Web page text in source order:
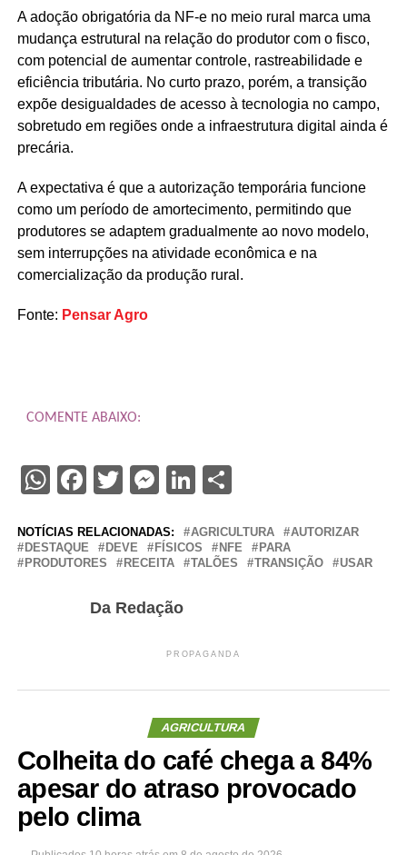
A adoção obrigatória da NF-e no meio rural marca uma
mudança estrutural na relação do produtor com o fisco,
com potencial de aumentar controle, rastreabilidade e
eficiência tributária. No curto prazo, porém, a transição
expõe desigualdades de acesso à tecnologia no campo,
sobretudo em regiões onde a infraestrutura digital ainda é
precária.
A expectativa é que a autorização temporária funcione
como um período de amortecimento, permitindo que
produtores se adaptem gradualmente ao novo modelo,
sem interrupções na atividade econômica e na
comercialização da produção rural.
Fonte: Pensar Agro
COMENTE ABAIXO:
WhatsApp
Facebook
Twitter
Messenger
LinkedIn
Share
NOTÍCIAS RELACIONADAS: AGRICULTURA
AUTORIZAR
DESTAQUE
DEVE FÍSICOS NFE
PARA
PRODUTORES
RECEITA TALÕES TRANSIÇÃO USAR
Da Redação
PROPAGANDA
AGRICULTURA
Colheita do café chega a 84%
apesar do atraso provocado
pelo clima